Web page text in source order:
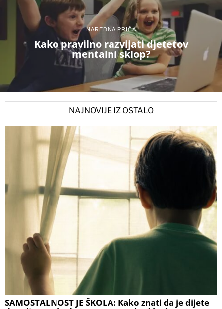
NAREDNA PRIČA
Kako pravilno razvijati djetetov
mentalni sklop?
NAJNOVIJE IZ OSTALO
SAMOSTALNOST JE ŠKOLA: Kako znati da je dijete